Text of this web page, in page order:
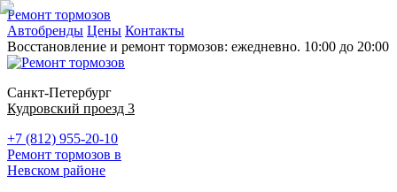
Ремонт тормозов
Автобренды Цены Контакты
Восстановление и ремонт тормозов: ежедневно. 10:00 до 20:00
Санкт-Петербург
Кудровский проезд 3
+7 (812) 955-20-10
Ремонт тормозов в
Невском районе